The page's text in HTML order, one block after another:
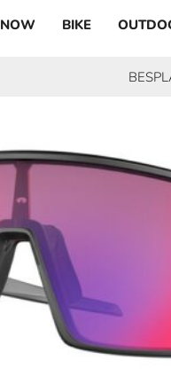
BIKE